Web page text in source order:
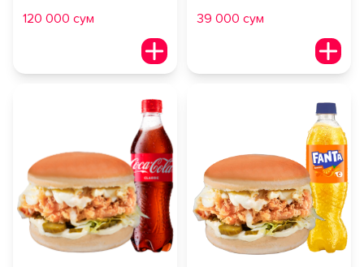
120 000 сум
39 000 сум